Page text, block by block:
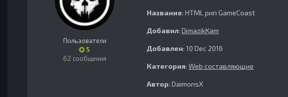
Пользователи
5
62 сообщения
Название: HTML рип GameCoast
Добавил: DimazikKam
Добавлен: 10 Dec 2016
Категория: Web составляющие
Автор: DaimonsX